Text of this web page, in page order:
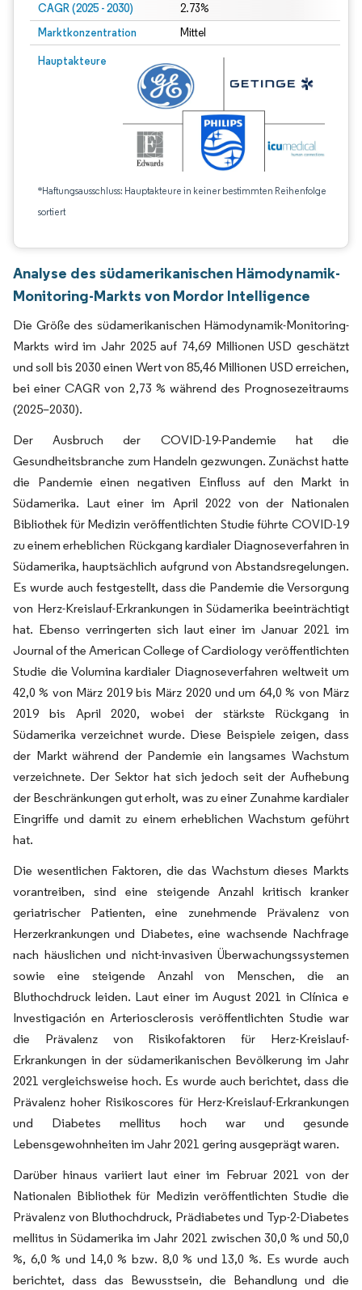
CAGR (2025 - 2030) 2.73%
Marktkonzentration Mittel
Hauptakteure
*Haftungsausschluss: Hauptakteure in keiner bestimmten Reihenfolge
sortiert
Analyse des südamerikanischen Hämodynamik-
Monitoring-Markts von Mordor Intelligence
Die Größe des südamerikanischen Hämodynamik-Monitoring-
Markts wird im Jahr 2025 auf 74,69 Millionen USD geschätzt
und soll bis 2030 einen Wert von 85,46 Millionen USD erreichen,
bei einer CAGR von 2,73 % während des Prognosezeitraums
(2025–2030).
Der Ausbruch der COVID-19-Pandemie hat die
Gesundheitsbranche zum Handeln gezwungen. Zunächst hatte
die Pandemie einen negativen Einfluss auf den Markt in
Südamerika. Laut einer im April 2022 von der Nationalen
Bibliothek für Medizin veröffentlichten Studie führte COVID-19
zu einem erheblichen Rückgang kardialer Diagnoseverfahren in
Südamerika, hauptsächlich aufgrund von Abstandsregelungen.
Es wurde auch festgestellt, dass die Pandemie die Versorgung
von Herz-Kreislauf-Erkrankungen in Südamerika beeinträchtigt
hat. Ebenso verringerten sich laut einer im Januar 2021 im
Journal of the American College of Cardiology veröffentlichten
Studie die Volumina kardialer Diagnoseverfahren weltweit um
42,0 % von März 2019 bis März 2020 und um 64,0 % von März
2019 bis April 2020, wobei der stärkste Rückgang in
Südamerika verzeichnet wurde. Diese Beispiele zeigen, dass
der Markt während der Pandemie ein langsames Wachstum
verzeichnete. Der Sektor hat sich jedoch seit der Aufhebung
der Beschränkungen gut erholt, was zu einer Zunahme kardialer
Eingriffe und damit zu einem erheblichen Wachstum geführt
hat.
Die wesentlichen Faktoren, die das Wachstum dieses Markts
vorantreiben, sind eine steigende Anzahl kritisch kranker
geriatrischer Patienten, eine zunehmende Prävalenz von
Herzerkrankungen und Diabetes, eine wachsende Nachfrage
nach häuslichen und nicht-invasiven Überwachungssystemen
sowie eine steigende Anzahl von Menschen, die an
Bluthochdruck leiden. Laut einer im August 2021 in Clínica e
Investigación en Arteriosclerosis veröffentlichten Studie war
die Prävalenz von Risikofaktoren für Herz-Kreislauf-
Erkrankungen in der südamerikanischen Bevölkerung im Jahr
2021 vergleichsweise hoch. Es wurde auch berichtet, dass die
Prävalenz hoher Risikoscores für Herz-Kreislauf-Erkrankungen
und Diabetes mellitus hoch war und gesunde
Lebensgewohnheiten im Jahr 2021 gering ausgeprägt waren.
Darüber hinaus variiert laut einer im Februar 2021 von der
Nationalen Bibliothek für Medizin veröffentlichten Studie die
Prävalenz von Bluthochdruck, Prädiabetes und Typ-2-Diabetes
mellitus in Südamerika im Jahr 2021 zwischen 30,0 % und 50,0
%, 6,0 % und 14,0 % bzw. 8,0 % und 13,0 %. Es wurde auch
berichtet, dass das Bewusstsein, die Behandlung und die